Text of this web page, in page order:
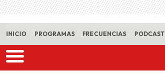
INICIO PROGRAMAS FRECUENCIAS PODCAST